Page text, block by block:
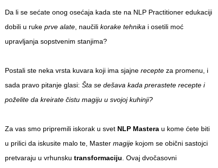
Da li se sećate onog osećaja kada ste na NLP Practitioner edukaciji
dobili u ruke prve alate , naučili korake tehnika i osetili moć
upravljanja sopstvenim stanjima?
Postali ste neka vrsta kuvara koji ima sjajne recepte za promenu, i
sada pravo pitanje glasi: Šta se dešava kada prerastete recepte i
poželite da kreirate čistu magiju u svojoj kuhinji?
Za vas smo pripremili iskorak u svet NLP Mastera u kome ćete biti
u prilici da iskusite malo te, Master magije kojom se obični sastojci
pretvaraju u vrhunsku transformaciju . Ovaj dvočasovni